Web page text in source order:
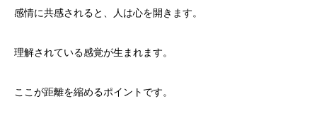
感情に共感されると、人は心を開きます。
理解されている感覚が生まれます。
ここが距離を縮めるポイントです。